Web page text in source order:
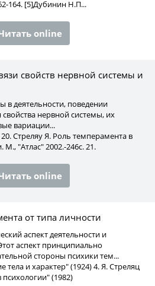
164. [5]Дубинин Н.П...
online
свойств нервной системы и
в деятельности, поведении
свойства нервной системы, их
вариации...
Стреляу Я. Роль темперамента в
"Атлас" 2002.-246с. 21.
online
от типа личности
аспект деятельности и
аспект принципиально
стороны психики тем...
тела и характер" (1924) 4. Я. Стреляц
(1982)